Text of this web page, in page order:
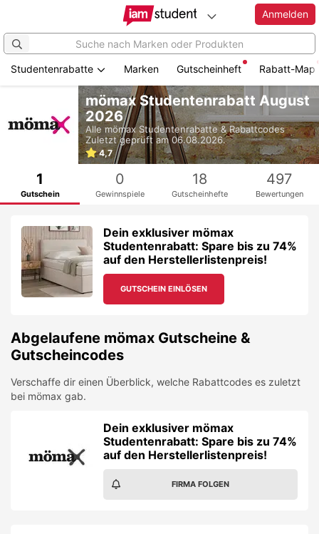
springen
Anmelden
Studentenrabatte Marken Gutscheinheft Rabatt-Map
mömax Studentenrabatt August
2026
AllemömaxStudentenrabatte & Rabattcodes
Zuletzt geprüft am 06.08.2026.
4,7
1
Gutschein
0
Gewinnspiele
18
Gutscheinhefte
497
Bewertungen
Dein exklusiver mömax
Studentenrabatt: Spare bis zu 74%
auf den Herstellerlistenpreis!
GUTSCHEIN EINLÖSEN
Abgelaufene mömax Gutscheine &
Gutscheincodes
Verschaffe dir einen Überblick, welche Rabattcodes es zuletzt
bei mömax gab.
Dein exklusiver mömax
Studentenrabatt: Spare bis zu 74%
auf den Herstellerlistenpreis!
FIRMA FOLGEN